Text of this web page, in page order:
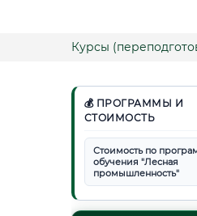
Курсы
💰 ПРОГРАММЫ И
СТОИМОСТЬ
Стоимость по
обучения "Лесная
промышленность"